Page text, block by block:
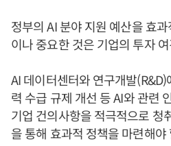
정부의 AI 분야 지원 예산을 효
이나 중요한 것은 기업의 투자
AI 데이터센터와 연구개발
력 수급 규제 개선 등 AI와 관련
기업 건의사항을 적극적으로 청
을 통해 효과적 정책을 마련해